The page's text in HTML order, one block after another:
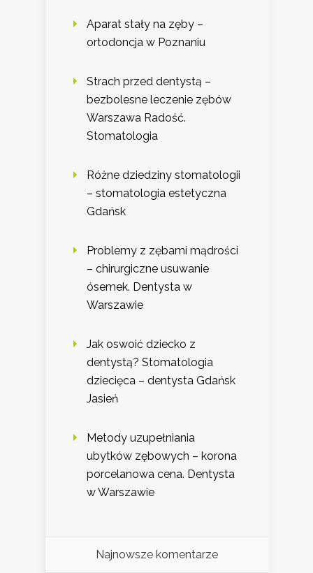
Aparat stały na zęby –
ortodoncja w Poznaniu
Strach przed dentystą –
bezbolesne leczenie zębów
Warszawa Radość.
Stomatologia
Różne dziedziny stomatologii
– stomatologia estetyczna
Gdańsk
Problemy z zębami mądrości
– chirurgiczne usuwanie
ósemek. Dentysta w
Warszawie
Jak oswoić dziecko z
dentystą? Stomatologia
dziecięca – dentysta Gdańsk
Jasień
Metody uzupełniania
ubytków zębowych – korona
porcelanowa cena. Dentysta
w Warszawie
Najnowsze komentarze